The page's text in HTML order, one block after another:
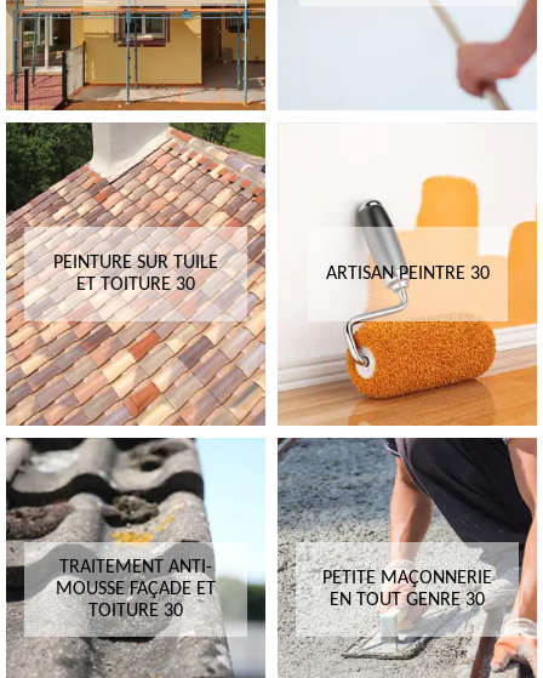
PEINTURE SUR TUILE
ET TOITURE 30
ARTISAN PEINTRE 30
TRAITEMENT ANTI-
MOUSSE FAÇADE ET
TOITURE 30
PETITE MAÇONNERIE
EN TOUT GENRE 30